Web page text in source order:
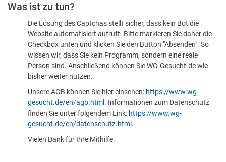
sind
Was ist zu tun?
Die Lösung des Captchas stellt sicher, dass kein Bot die
Website automatisiert aufruft. Bitte markieren Sie daher die
Checkbox unten und klicken Sie den Button "Absenden". So
wissen wir, dass Sie kein Programm, sondern eine reale
Person sind. Anschließend können Sie WG-Gesucht.de wie
bisher weiter nutzen.
Unsere AGB können Sie hier einsehen: https://www.wg-
gesucht.de/en/agb.html . Informationen zum Datenschutz
finden Sie unter folgendem Link: https://www.wg-
gesucht.de/en/datenschutz.html .
Vielen Dank für Ihre Mithilfe.